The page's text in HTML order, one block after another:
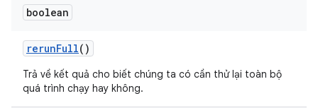
boolean
rerunFull()
Trả về kết quả cho biết chúng ta có cần thử lại toàn bộ
quá trình chạy hay không.